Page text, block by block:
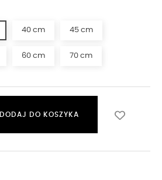
40 cm 45 cm
60 cm 70 cm
DODAJ DO KOSZYKA